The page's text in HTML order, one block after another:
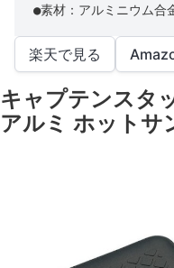
●素材：アルミニウム合
楽天で見る
キャプテンスタ
アルミ ホットサ